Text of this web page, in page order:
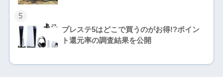
5
プレステ5はどこで買うのがお得!?ポイン
ト還元率の調査結果を公開